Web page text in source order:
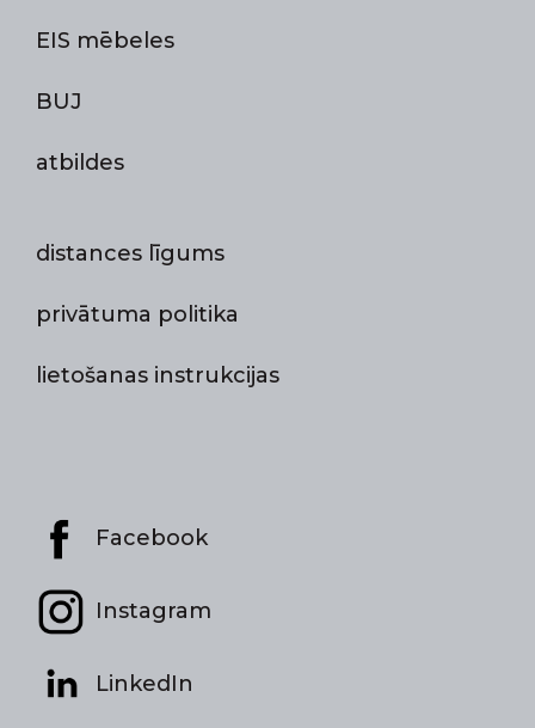
EIS mēbeles
BUJ
atbildes
distances līgums
privātuma politika
lietošanas instrukcijas
Facebook
Instagram
LinkedIn